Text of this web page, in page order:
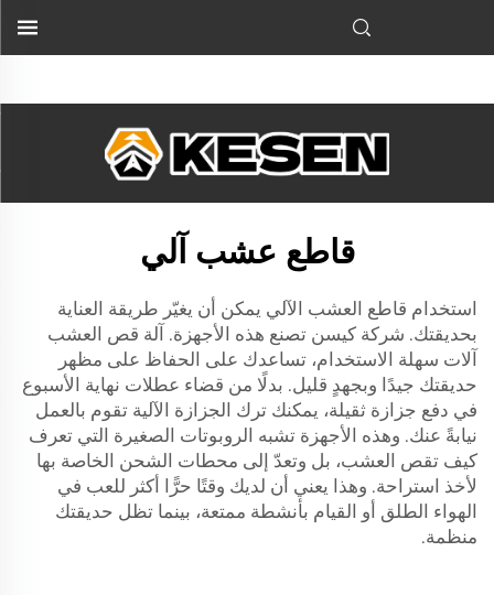
مظهر حديقتك الجذّاب...">
قاطع عشب آلي
استخدام قاطع العشب الآلي يمكن أن يغيّر طريقة العناية
بحديقتك. شركة كيسن تصنع هذه الأجهزة. آلة قص العشب
آلات سهلة الاستخدام، تساعدك على الحفاظ على مظهر
حديقتك جيدًا وبجهدٍ قليل. بدلًا من قضاء عطلات نهاية الأسبوع
في دفع جزازة ثقيلة، يمكنك ترك الجزازة الآلية تقوم بالعمل
نيابةً عنك. وهذه الأجهزة تشبه الروبوتات الصغيرة التي تعرف
كيف تقص العشب، بل وتعدّ إلى محطات الشحن الخاصة بها
لأخذ استراحة. وهذا يعني أن لديك وقتًا حرًّا أكثر للعب في
الهواء الطلق أو القيام بأنشطة ممتعة، بينما تظل حديقتك
منظمة.